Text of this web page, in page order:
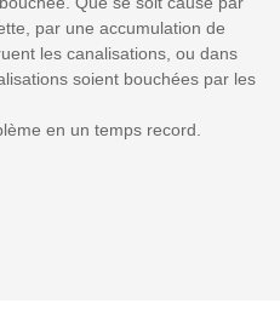
par une accumulation de
les canalisations, ou dans
soient bouchées par les
en un temps record.